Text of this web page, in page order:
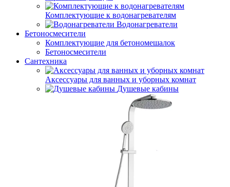
Комплектующие к водонагревателям
Водонагреватели
Бетоносмесители
Комплектующие для бетономешалок
Бетоносмесители
Сантехника
Аксессуары для ванных и уборных комнат
Душевые кабины